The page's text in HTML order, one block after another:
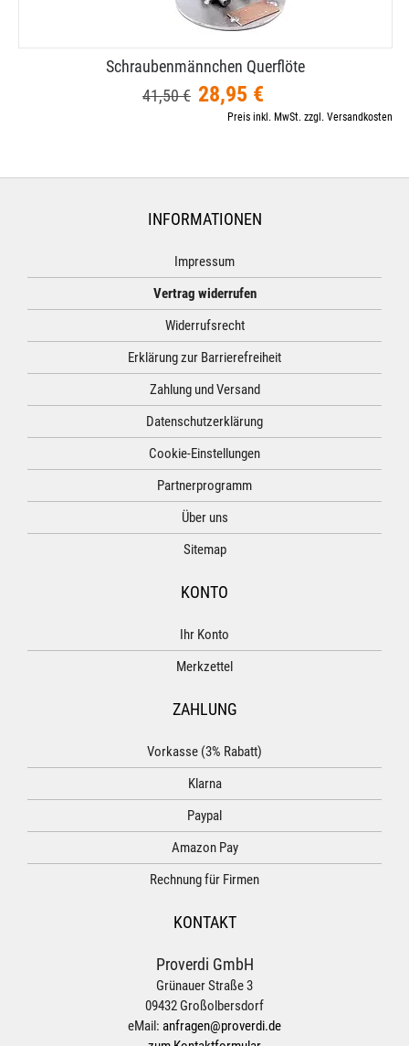
Schraubenmännchen Querflöte
41,50 € 28,95 €
Preis inkl. MwSt. zzgl. Versandkosten
INFORMATIONEN
Impressum
Vertrag widerrufen
Widerrufsrecht
Erklärung zur Barrierefreiheit
Zahlung und Versand
Datenschutzerklärung
Cookie-Einstellungen
Partnerprogramm
Über uns
Sitemap
KONTO
Ihr Konto
Merkzettel
ZAHLUNG
Vorkasse (3% Rabatt)
Klarna
Paypal
Amazon Pay
Rechnung für Firmen
KONTAKT
Proverdi GmbH
Grünauer Straße 3
09432 Großolbersdorf
eMail: anfragen@proverdi.de